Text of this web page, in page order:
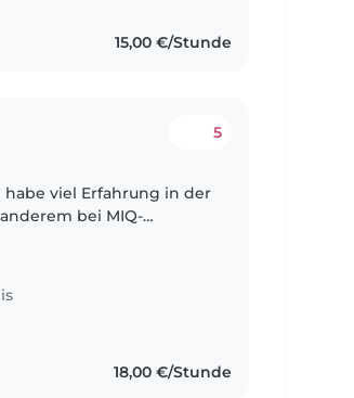
15,00 €/Stunde
5
habe viel Erfahrung in der
bei MIQ-
18,00 €/Stunde